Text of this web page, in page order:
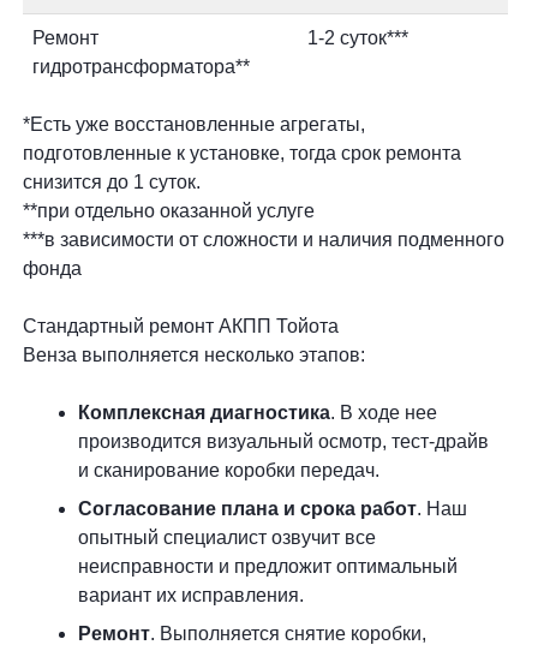
Ремонт
гидротрансформатора**
1-2 суток***
*Есть уже восстановленные агрегаты,
подготовленные к установке, тогда срок ремонта
снизится до 1 суток.
**при отдельно оказанной услуге
***в зависимости от сложности и наличия подменного
фонда
Стандартный ремонт АКПП Тойота
Венза выполняется несколько этапов:
Комплексная диагностика. В ходе нее
производится визуальный осмотр, тест-драйв
и сканирование коробки передач.
Согласование плана и срока работ. Наш
опытный специалист озвучит все
неисправности и предложит оптимальный
вариант их исправления.
Ремонт. Выполняется снятие коробки,